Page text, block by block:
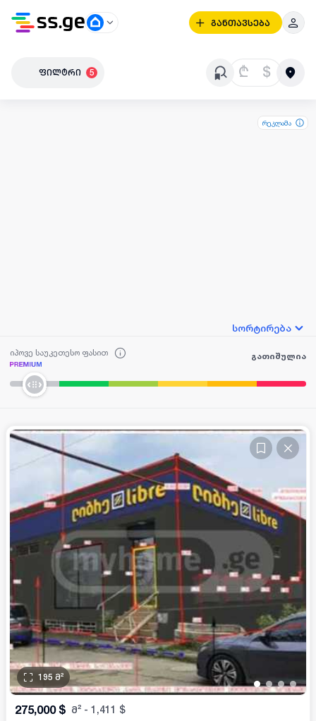
განთავსება
ფილტრი 5 ₾ $
რეკლამა
სორტირება
იპოვე საუკეთესო ფასით გათიშულია
••••
195 მ²
275,000 $ მ² - 1,411 $